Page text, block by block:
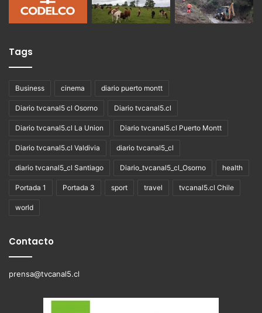
Tags
Business cinema diario puerto montt
Diario tvcanal5 cl Osorno Diario tvcanal5.cl
Diario tvcanal5.cl La Union Diario tvcanal5.cl Puerto Montt
Diario tvcanal5.cl Valdivia diario tvcanal5_cl
diario tvcanal5_cl Santiago Diario_tvcanal5_cl_Osorno health
Portada 1 Portada 3 sport travel tvcanal5.cl Chile
world
Contacto
prensa@tvcanal5.cl